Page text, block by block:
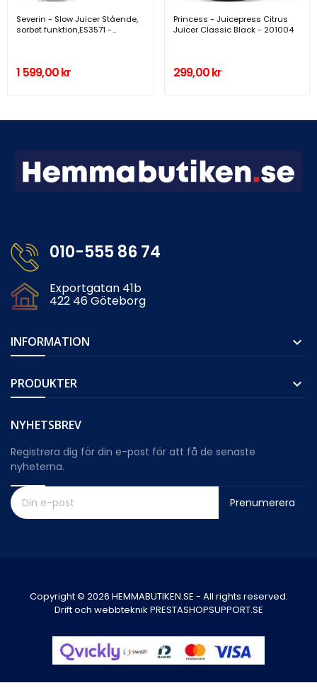
Severin - Slow Juicer Stående,
sorbet funktion,ES3571 -
1 599,00 kr
Princess - Juicepress Citrus
Juicer Classic Black - 201004
299,00 kr
010-555 86 74
Exportgatan 41b
422 46 Göteborg
INFORMATION 
PRODUKTER 
NYHETSBREV
Registrera dig för din e-post för att få de senaste
nyheterna.
Prenumerera
Copyright © 2026 HEMMABUTIKEN.SE - All rights reserved.
Drift och webbteknik PRESTASHOPSUPPORT.SE